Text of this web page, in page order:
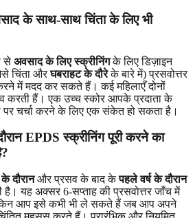
के साथ-साथ चिंता के लिए भी
से अवसाद के लिए स्क्रीनिंगके लिए डिज़ाइन
चिंता औरघबराहट के दौरेके बारे में) प्रसवोत्तर
में मदद कर सकते हैं। कई महिलाएँ दोनों
करती हैं। एक उच्च स्कोर आपके प्रदाता के
पर चर्चा करने के लिए एक संकेत हो सकता है।
EPDS स्क्रीनिंग पूरी करने का
दौरानऔर प्रसव के बाद केपहले वर्ष के दौरान
यह अक्सर 6-सप्ताह की प्रसवोत्तर जाँच में
आप इसे कभी भी ले सकते हैं जब आप अपने